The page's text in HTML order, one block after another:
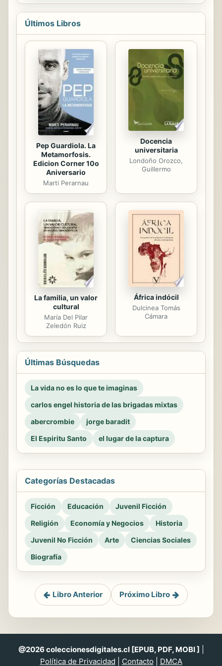
a la vez clara y difícil, crispada y
rigurosa, ofrece en un lenguaje
aforístico, digno de la mejor prosa
alemana, una filosofía del lenguaje y
de la matemática, una reflexión
acerca de la naturaleza y de la
actividad filosófica y una concepción
del mundo.
Últimos Libros
Pep Guardiola. La
Metamorfosis.
Edicion Corner 10o
Aniversario
Marti Perarnau
Docencia
universitaria
Londoño Orozco,
Guillermo
La familia, un valor
cultural
María Del Pilar
Zeledón Ruiz
África indócil
Dulcinea Tomás
Cámara
Últimas Búsquedas
La vida no es lo que te imaginas
carlos engel historia de las brigadas mixtas
abercrombie
jorge baradit
El Espiritu Santo
el lugar de la captura
Categorías Destacadas
Ficción Educación
Juvenil Ficción
Religión
Economía y Negocios
Historia
Juvenil No Ficción
Arte
Ciencias Sociales
Biografía
Libro Anterior Próximo Libro
@2026 coleccionesdigitales.cl [EPUB, PDF, MOBI ]
Política de Privacidad
Contacto DMCA